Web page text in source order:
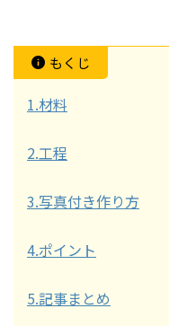
もくじ
1.材料
2.工程
3.写真付き作り方
4.ポイント
5.記事まとめ